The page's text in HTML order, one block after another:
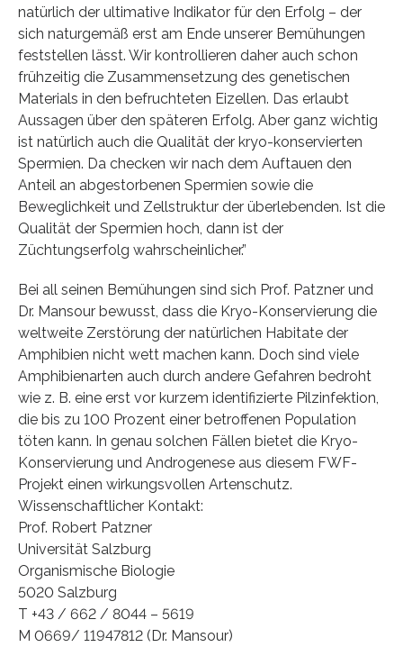
natürlich der ultimative Indikator für den Erfolg – der
sich naturgemäß erst am Ende unserer Bemühungen
feststellen lässt. Wir kontrollieren daher auch schon
frühzeitig die Zusammensetzung des genetischen
Materials in den befruchteten Eizellen. Das erlaubt
Aussagen über den späteren Erfolg. Aber ganz wichtig
ist natürlich auch die Qualität der kryo-konservierten
Spermien. Da checken wir nach dem Auftauen den
Anteil an abgestorbenen Spermien sowie die
Beweglichkeit und Zellstruktur der überlebenden. Ist die
Qualität der Spermien hoch, dann ist der
Züchtungserfolg wahrscheinlicher.”
Bei all seinen Bemühungen sind sich Prof. Patzner und
Dr. Mansour bewusst, dass die Kryo-Konservierung die
weltweite Zerstörung der natürlichen Habitate der
Amphibien nicht wett machen kann. Doch sind viele
Amphibienarten auch durch andere Gefahren bedroht
wie z. B. eine erst vor kurzem identifizierte Pilzinfektion,
die bis zu 100 Prozent einer betroffenen Population
töten kann. In genau solchen Fällen bietet die Kryo-
Konservierung und Androgenese aus diesem FWF-
Projekt einen wirkungsvollen Artenschutz.
Wissenschaftlicher Kontakt:
Prof. Robert Patzner
Universität Salzburg
Organismische Biologie
5020 Salzburg
T +43 / 662 / 8044 – 5619
M 0669/ 11947812 (Dr. Mansour)